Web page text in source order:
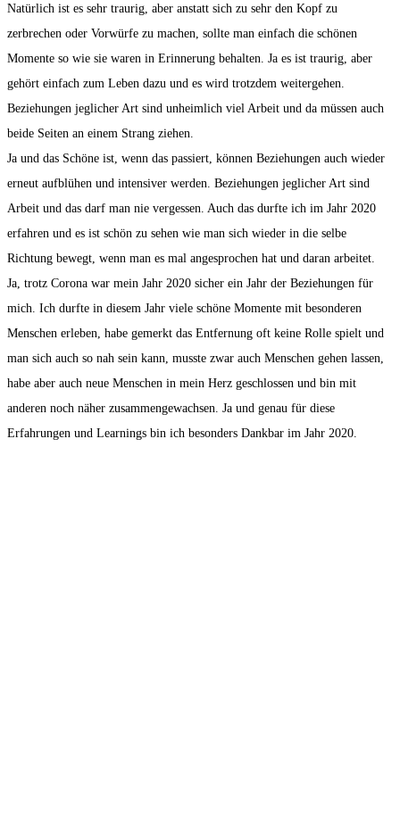
Natürlich ist es sehr traurig, aber anstatt sich zu sehr den Kopf zu
zerbrechen oder Vorwürfe zu machen, sollte man einfach die schönen
Momente so wie sie waren in Erinnerung behalten. Ja es ist traurig, aber
gehört einfach zum Leben dazu und es wird trotzdem weitergehen.
Beziehungen jeglicher Art sind unheimlich viel Arbeit und da müssen auch
beide Seiten an einem Strang ziehen.
Ja und das Schöne ist, wenn das passiert, können Beziehungen auch wieder
erneut aufblühen und intensiver werden. Beziehungen jeglicher Art sind
Arbeit und das darf man nie vergessen. Auch das durfte ich im Jahr 2020
erfahren und es ist schön zu sehen wie man sich wieder in die selbe
Richtung bewegt, wenn man es mal angesprochen hat und daran arbeitet.
Ja, trotz Corona war mein Jahr 2020 sicher ein Jahr der Beziehungen für
mich. Ich durfte in diesem Jahr viele schöne Momente mit besonderen
Menschen erleben, habe gemerkt das Entfernung oft keine Rolle spielt und
man sich auch so nah sein kann, musste zwar auch Menschen gehen lassen,
habe aber auch neue Menschen in mein Herz geschlossen und bin mit
anderen noch näher zusammengewachsen. Ja und genau für diese
Erfahrungen und Learnings bin ich besonders Dankbar im Jahr 2020.